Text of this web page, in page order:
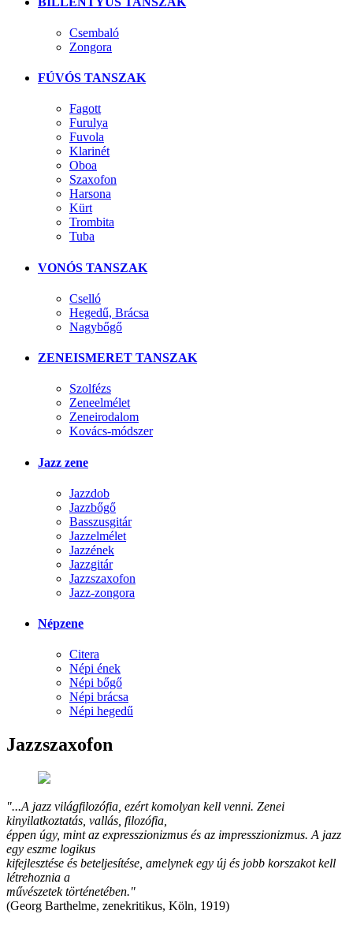
Csembaló
Zongora
FÚVÓS TANSZAK
Fagott
Furulya
Fuvola
Klarinét
Oboa
Szaxofon
Harsona
Kürt
Trombita
Tuba
VONÓS TANSZAK
Cselló
Hegedű, Brácsa
Nagybőgő
ZENEISMERET TANSZAK
Szolfézs
Zeneelmélet
Zeneirodalom
Kovács-módszer
Jazz zene
Jazzdob
Jazzbőgő
Basszusgitár
Jazzelmélet
Jazzének
Jazzgitár
Jazzszaxofon
Jazz-zongora
Népzene
Citera
Népi ének
Népi bőgő
Népi brácsa
Népi hegedű
Jazzszaxofon
"...A jazz világfilozófia, ezért komolyan kell venni. Zenei
kinyilatkoztatás, vallás, filozófia,
éppen úgy, mint az expresszionizmus és az impresszionizmus. A jazz
egy eszme logikus
kifejlesztése és beteljesítése, amelynek egy új és jobb korszakot kell
létrehoznia a
művészetek történetében."
(Georg Barthelme, zenekritikus, Köln, 1919)